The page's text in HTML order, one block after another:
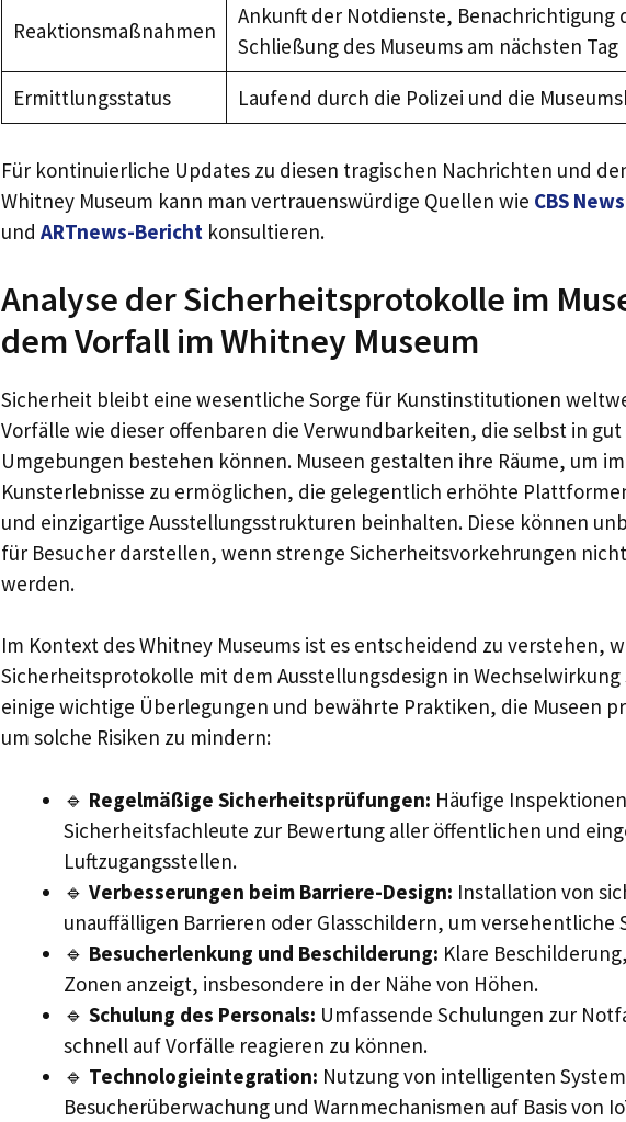
Reaktionsmaßnahmen
Ankunft der Notdienste, Benachrichtigung
Schließung des Museums am nächsten Tag
Ermittlungsstatus
Laufend durch die Polizei und die
Für kontinuierliche Updates zu diesen tragischen Nachrichten und
Whitney Museum kann man vertrauenswürdige Quellen wie CBS
und ARTnews-Bericht konsultieren.
Analyse der Sicherheitsprotokolle im
dem Vorfall im Whitney Museum
Sicherheit bleibt eine wesentliche Sorge für Kunstinstitutionen
Vorfälle wie dieser offenbaren die Verwundbarkeiten, die selbst in
Umgebungen bestehen können. Museen gestalten ihre Räume, um
Kunsterlebnisse zu ermöglichen, die gelegentlich erhöhte
und einzigartige Ausstellungsstrukturen beinhalten. Diese können
für Besucher darstellen, wenn strenge Sicherheitsvorkehrungen
werden.
Im Kontext des Whitney Museums ist es entscheidend zu verstehen,
Sicherheitsprotokolle mit dem Ausstellungsdesign in Wechselwirkung
einige wichtige Überlegungen und bewährte Praktiken, die Museen
um solche Risiken zu mindern:
🔹 Regelmäßige Sicherheitsprüfungen: Häufige
Sicherheitsfachleute zur Bewertung aller öffentlichen und
Luftzugangsstellen.
🔹 Verbesserungen beim Barriere-Design: Installation von
unauffälligen Barrieren oder Glasschildern, um versehentliche
🔹 Besucherlenkung und Beschilderung: Klare
Zonen anzeigt, insbesondere in der Nähe von Höhen.
🔹 Schulung des Personals: Umfassende Schulungen zur
schnell auf Vorfälle reagieren zu können.
🔹 Technologieintegration: Nutzung von intelligenten
Besucherüberwachung und Warnmechanismen auf Basis von